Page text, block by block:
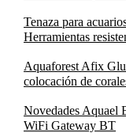
Tenaza para
Herramientas
Aquaforest Afix
colocación de
Novedades
WiFi Gateway BT